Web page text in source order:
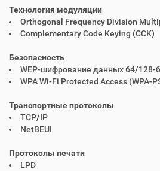
Технология модуляции
Orthogonal Frequency Division
Complementary Code Keying (CCK)
Безопасность
WEP-шифрование данных 64/128-
WPA Wi-Fi Protected Access (WPA-
Транспортные протоколы
TCP/IP
NetBEUI
Протоколы печати
LPD